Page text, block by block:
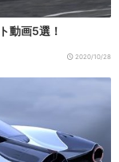
動画5選！
2020/10/28